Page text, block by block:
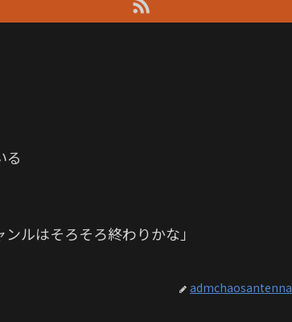
る
ルはそろそろ終わりかな」
admchaosantenna